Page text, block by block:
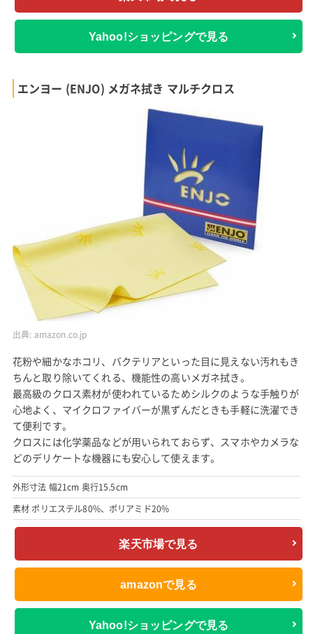
Yahoo!ショッピングで見る
エンヨー (ENJO) メガネ拭き マルチクロス
出典: amazon.co.jp
花粉や細かなホコリ、バクテリアといった目に見えない汚れもき
ちんと取り除いてくれる、機能性の高いメガネ拭き。
最高級のクロス素材が使われているためシルクのような手触りが
心地よく、マイクロファイバーが黒ずんだときも手軽に洗濯でき
て便利です。
クロスには化学薬品などが用いられておらず、スマホやカメラな
どのデリケートな機器にも安心して使えます。
外形寸法 幅21cm 奥行15.5cm
素材 ポリエステル80%、ポリアミド20%
楽天市場で見る
amazonで見る
Yahoo!ショッピングで見る